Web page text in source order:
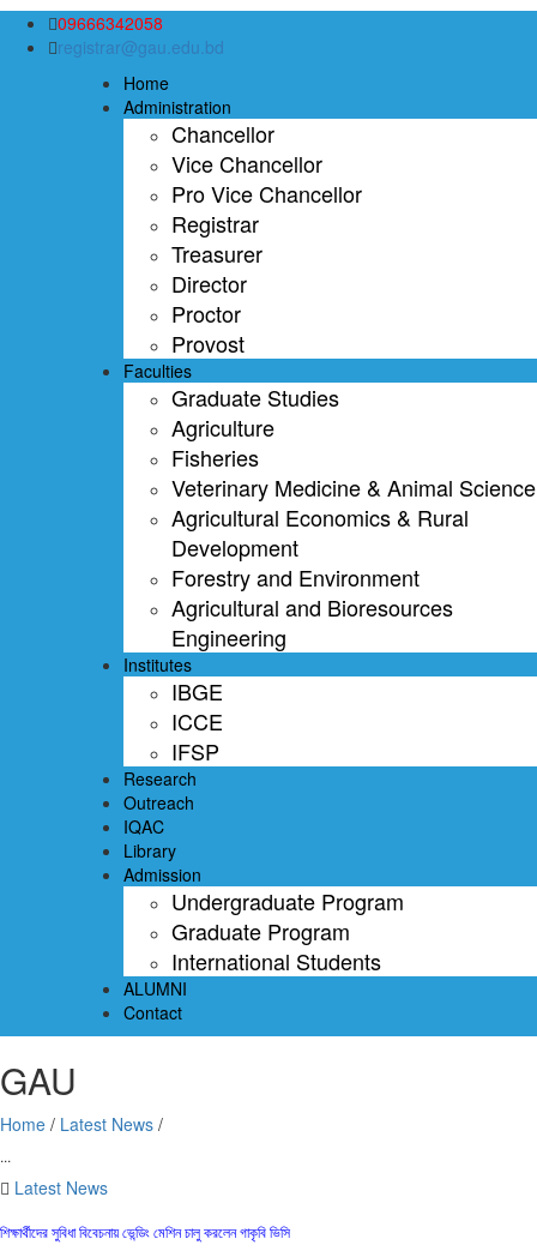
09666342058
registrar@gau.edu.bd
Home
Administration
Chancellor
Vice Chancellor
Pro Vice Chancellor
Registrar
Treasurer
Director
Proctor
Provost
Faculties
Graduate Studies
Agriculture
Fisheries
Veterinary Medicine & Animal Science
Agricultural Economics & Rural
Development
Forestry and Environment
Agricultural and Bioresources
Engineering
Institutes
IBGE
ICCE
IFSP
Research
Outreach
IQAC
Library
Admission
Undergraduate Program
Graduate Program
International Students
ALUMNI
Contact
GAU
Home / Latest News /
...
Latest News
শিক্ষার্থীদের সুবিধা বিবেচনায় ভেন্ডিং মেশিন চালু করলেন গাকৃবি ভিসি